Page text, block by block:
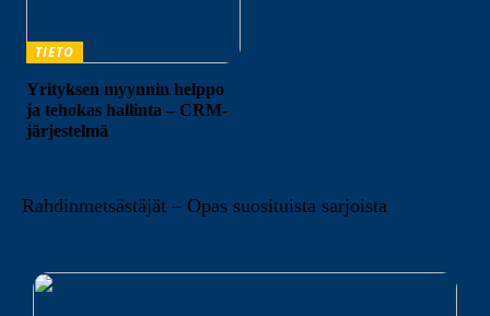
TIETO
Yrityksen myynnin helppo
ja tehokas hallinta – CRM-
järjestelmä
Rahdinmetsästäjät – Opas suosituista sarjoista